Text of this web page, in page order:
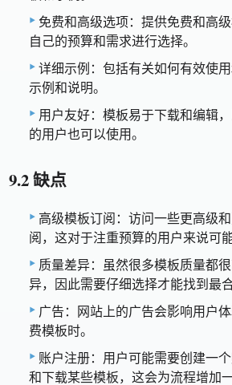
免费和高级选项：提供免费和高
自己的预算和需求进行选择。
详细示例：包括有关如何有效使
示例和说明。
用户友好：模板易于下载和编辑
的用户也可以使用。
9.2 缺点
高级模板订阅：访问一些更高级
阅，这对于注重预算的用户来说可
质量差异：虽然很多模板质量都
异，因此需要仔细选择才能找到最
广告：网站上的广告会影响用户
费模板时。
账户注册：用户可能需要创建一
和下载某些模板，这会为流程增加